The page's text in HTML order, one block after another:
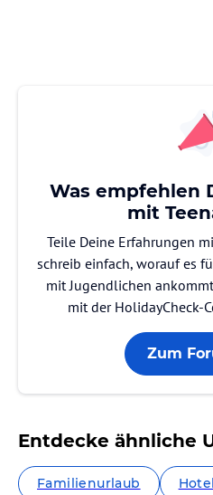
Was empfehlen
mit
Teile Deine Erfahrungen
schreib einfach, worauf es
mit Jugendlichen
mit der HolidayCheck-
Zum
Entdecke ähnliche
Familienurlaub